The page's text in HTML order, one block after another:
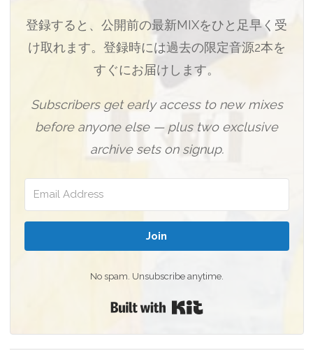
登録すると、公開前の最新MIXをひと足早く受
け取れます。登録時には過去の限定音源2本を
すぐにお届けします。
Subscribers get early access to new mixes
before anyone else — plus two exclusive
archive sets on signup.
Join
No spam. Unsubscribe anytime.